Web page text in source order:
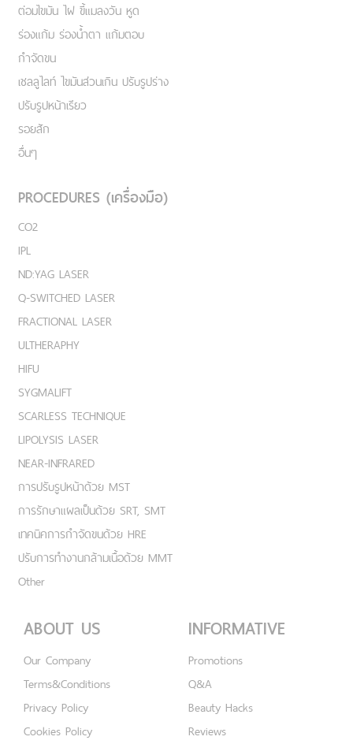
ต่อมไขมัน ไฝ ขี้แมลงวัน หูด
ร่องแก้ม ร่องน้ำตา แก้มตอบ
กำจัดขน
เชลลูไลท์ ไขมันส่วนเกิน ปรับรูปร่าง
ปรับรูปหน้าเรียว
รอยสัก
อื่นๆ
PROCEDURES (เครื่องมือ)
CO2
IPL
ND:YAG LASER
Q-SWITCHED LASER
FRACTIONAL LASER
ULTHERAPHY
HIFU
SYGMALIFT
SCARLESS TECHNIQUE
LIPOLYSIS LASER
NEAR-INFRARED
การปรับรูปหน้าด้วย MST
การรักษาแผลเป็นด้วย SRT, SMT
เทคนิคการกำจัดขนด้วย HRE
ปรับการทำงานกล้ามเนื้อด้วย MMT
Other
ABOUT US
Our Company
Terms&Conditions
Privacy Policy
Cookies Policy
INFORMATIVE
Promotions
Q&A
Beauty Hacks
Reviews